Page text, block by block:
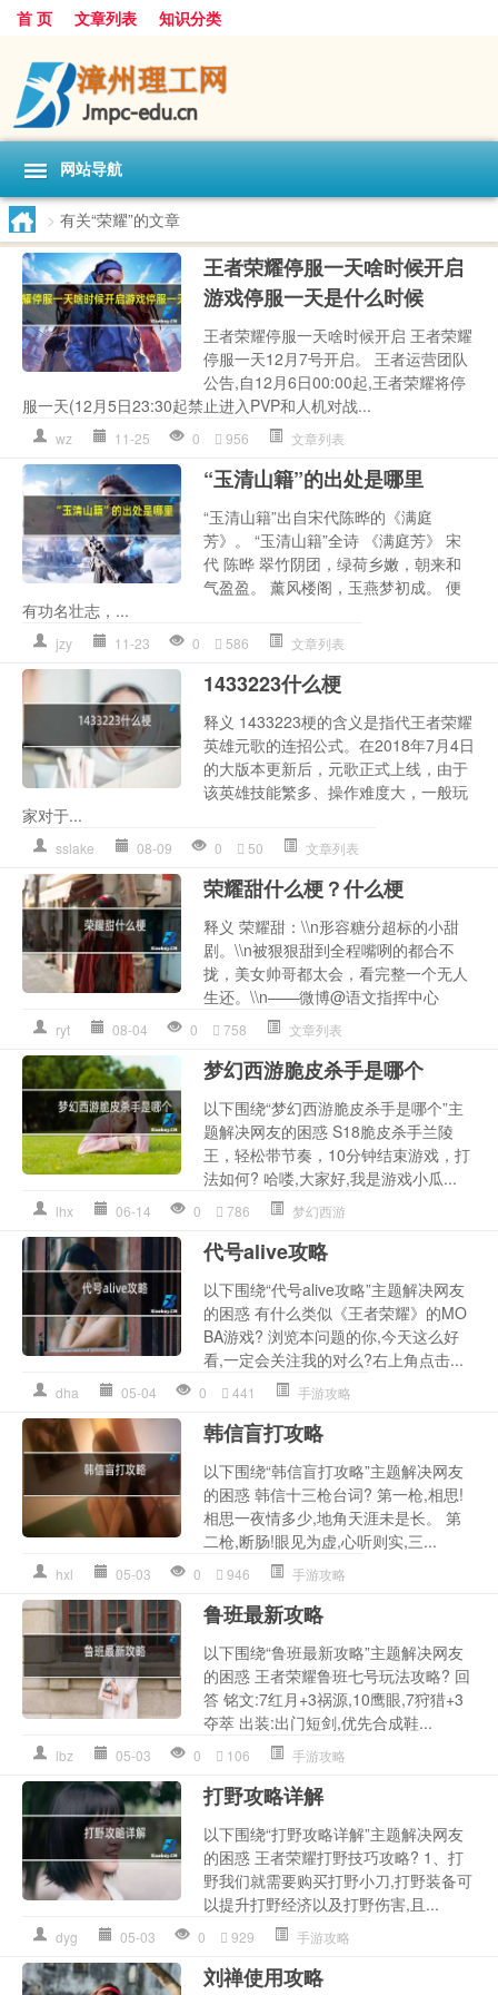
首 页 文章列表 知识分类
网站导航
> 有关“荣耀”的文章
王者荣耀停服一天啥时候开启
游戏停服一天是什么时候
王者荣耀停服一天啥时候开启 王者荣耀
停服一天12月7号开启。 王者运营团队
公告,自12月6日00:00起,王者荣耀将停
服一天(12月5日23:30起禁止进入PVP和人机对战...
wz 11-25 0 956 文章列表
“玉清山籍”的出处是哪里
“玉清山籍”出自宋代陈晔的《满庭
芳》。 “玉清山籍”全诗 《满庭芳》 宋
代 陈晔 翠竹阴团，绿荷乡嫩，朝来和
气盈盈。 薰风楼阁，玉燕梦初成。 便
有功名壮志，...
jzy 11-23 0 586 文章列表
1433223什么梗
释义 1433223梗的含义是指代王者荣耀
英雄元歌的连招公式。在2018年7月4日
的大版本更新后，元歌正式上线，由于
该英雄技能繁多、操作难度大，一般玩
家对于...
sslake 08-09 0 50 文章列表
荣耀甜什么梗？什么梗
释义 荣耀甜：\\n形容糖分超标的小甜
剧。\\n被狠狠甜到全程嘴咧的都合不
拢，美女帅哥都太会，看完整一个无人
生还。\\n——微博@语文指挥中心
ryt 08-04 0 758 文章列表
梦幻西游脆皮杀手是哪个
以下围绕“梦幻西游脆皮杀手是哪个”主
题解决网友的困惑 S18脆皮杀手兰陵
王，轻松带节奏，10分钟结束游戏，打
法如何? 哈喽,大家好,我是游戏小瓜...
lhx 06-14 0 786 梦幻西游
代号alive攻略
以下围绕“代号alive攻略”主题解决网友
的困惑 有什么类似《王者荣耀》的MO
BA游戏? 浏览本问题的你,今天这么好
看,一定会关注我的对么?右上角点击...
dha 05-04 0 441 手游攻略
韩信盲打攻略
以下围绕“韩信盲打攻略”主题解决网友
的困惑 韩信十三枪台词? 第一枪,相思!
相思一夜情多少,地角天涯未是长。 第
二枪,断肠!眼见为虚,心听则实,三...
hxl 05-03 0 946 手游攻略
鲁班最新攻略
以下围绕“鲁班最新攻略”主题解决网友
的困惑 王者荣耀鲁班七号玩法攻略? 回
答 铭文:7红月+3祸源,10鹰眼,7狩猎+3
夺萃 出装:出门短剑,优先合成鞋...
lbz 05-03 0 106 手游攻略
打野攻略详解
以下围绕“打野攻略详解”主题解决网友
的困惑 王者荣耀打野技巧攻略? 1、打
野我们就需要购买打野小刀,打野装备可
以提升打野经济以及打野伤害,且...
dyg 05-03 0 929 手游攻略
刘禅使用攻略